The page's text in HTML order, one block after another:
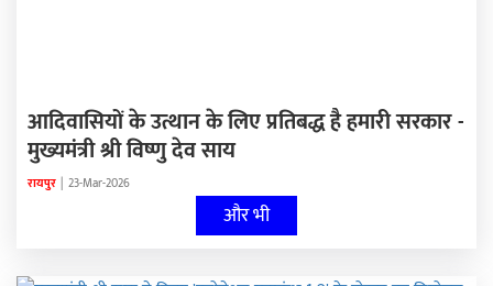
आदिवासियों के उत्थान के लिए प्रतिबद्ध है हमारी सरकार -
मुख्यमंत्री श्री विष्णु देव साय
रायपुर | 23-Mar-2026
और भी